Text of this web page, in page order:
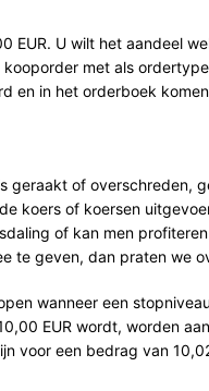
EUR. U wilt het aandeel
met als
en in het orderboek
geraakt of overschreden,
koers of koersen
of kan men
te geven, dan praten we
wanneer een
EUR wordt, worden
voor een bedrag van